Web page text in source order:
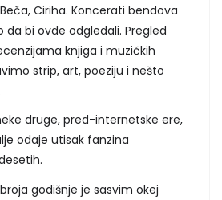
Ciriha. Koncerati bendova
bi ovde odgledali. Pregled
knjiga i muzičkih
strip, art, poeziju i nešto
druge, pred-internetske ere,
odaje utisak fanzina
godišnje je sasvim okej